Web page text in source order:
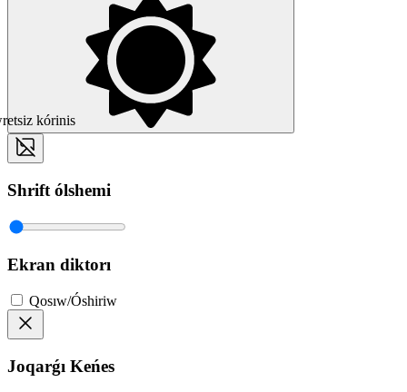
kórinis
Shrift ólshemi
Ekran diktorı
Qosıw/Óshiriw
Joqarǵı Keńes